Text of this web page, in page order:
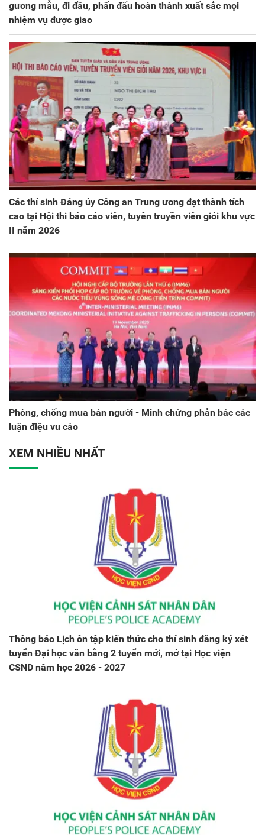
gương mẫu, đi đầu, phấn đấu hoàn thành xuất sắc mọi
nhiệm vụ được giao
Các thí sinh Đảng ủy Công an Trung ương đạt thành tích
cao tại Hội thi báo cáo viên, tuyên truyền viên giỏi khu vực
II năm 2026
Phòng, chống mua bán người - Minh chứng phản bác các
luận điệu vu cáo
XEM NHIỀU NHẤT
Thông báo Lịch ôn tập kiến thức cho thí sinh đăng ký xét
tuyển Đại học văn bằng 2 tuyển mới, mở tại Học viện
CSND năm học 2026 - 2027